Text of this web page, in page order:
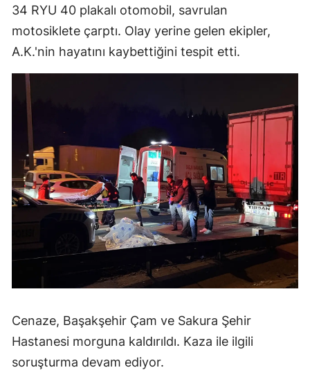
34 RYU 40 plakalı otomobil, savrulan
motosiklete çarptı. Olay yerine gelen ekipler,
A.K.'nin hayatını kaybettiğini tespit etti.
Cenaze, Başakşehir Çam ve Sakura Şehir
Hastanesi morguna kaldırıldı. Kaza ile ilgili
soruşturma devam ediyor.